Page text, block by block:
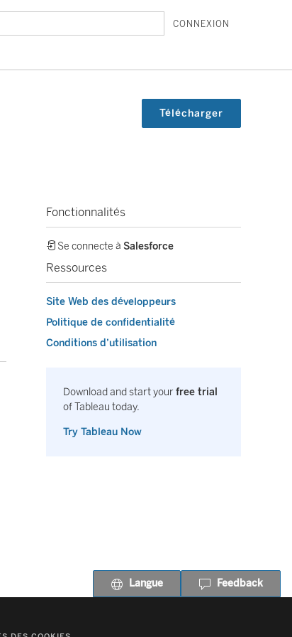
CONNEXION
Télécharger
Fonctionnalités
Se connecte à Salesforce
Ressources
Site Web des développeurs
Politique de confidentialité
Conditions d’utilisation
Download and start yourfree trial
of Tableau today.
Try Tableau Now
Langue Feedback